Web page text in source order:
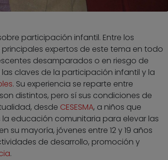
participación infantil. Entre los
expertos de este tema en todo
desamparados o en riesgo de
claves de la participación infantil y la
. Su experiencia se reparte entre
distintos, pero sí sus condiciones de
desde CESESMA, a niños que
educación comunitaria para elevar las
su mayoría, jóvenes entre 12 y 19 años
de desarrollo, promoción y
.